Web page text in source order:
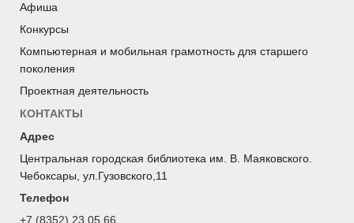
Афиша
Конкурсы
Компьютерная и мобильная грамотность для старшего
поколения
Проектная деятельность
КОНТАКТЫ
Адрес
Центральная городская библиотека им. В. Маяковского.
Чебоксары, ул.Гузовского,11
Телефон
+7 (8352) 23 05 66